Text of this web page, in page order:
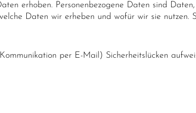
erhoben. Personenbezogene Daten sind
Daten wir erheben und wofür wir sie nutzen.
per E-Mail) Sicherheitslücken